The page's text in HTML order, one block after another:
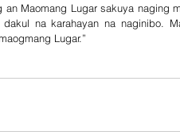
an Maomang Lugar sakuya naging
na karahayan na naginibo.
Lugar.”